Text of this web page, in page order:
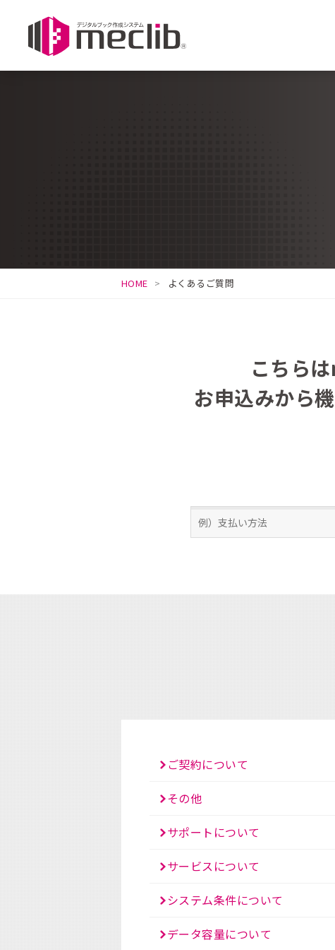
HOME よくあるご質問
こちら
お申込みから
ご契約について
その他
サポートについて
サービスについて
システム条件について
データ容量について